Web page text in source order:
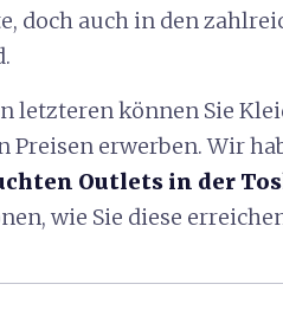
doch auch in den
letzteren können Sie
Preisen erwerben. Wir
Outlets in der
wie Sie diese